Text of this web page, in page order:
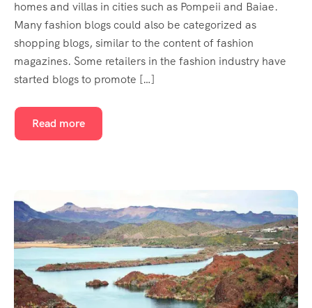
homes and villas in cities such as Pompeii and Baiae.
Many fashion blogs could also be categorized as
shopping blogs, similar to the content of fashion
magazines. Some retailers in the fashion industry have
started blogs to promote […]
Read more